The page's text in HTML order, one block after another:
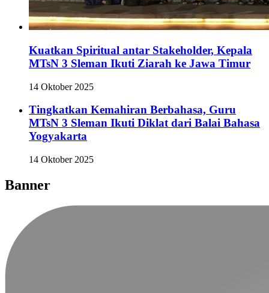
Kuatkan Spiritual antar Stakeholder, Kepala
MTsN 3 Sleman Ikuti Ziarah ke Jawa Timur
14 Oktober 2025
Tingkatkan Kemahiran Berbahasa, Guru
MTsN 3 Sleman Ikuti Diklat dari Balai Bahasa
Yogyakarta
14 Oktober 2025
Banner